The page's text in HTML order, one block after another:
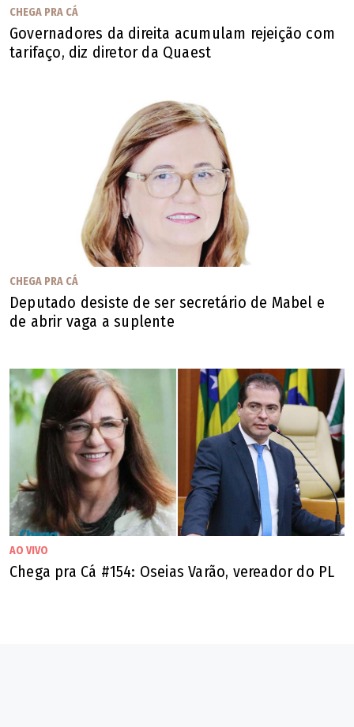
CHEGA PRA CÁ
Governadores da direita acumulam rejeição com
tarifaço, diz diretor da Quaest
CHEGA PRA CÁ
Deputado desiste de ser secretário de Mabel e
de abrir vaga a suplente
AO VIVO
Chega pra Cá #154: Oseias Varão, vereador do PL